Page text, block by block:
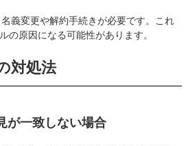
義変更や解約手続きが必要です。これ
の原因になる可能性があります。
対処法
が一致しない場合